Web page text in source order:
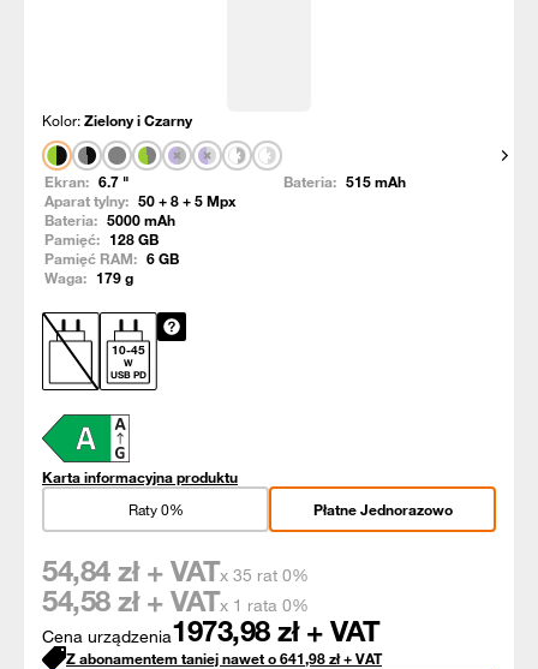
Kolor:Zielony i Czarny
Ekran: 6.7 "
Aparat tylny: 50 + 8 + 5Mpx
Bateria: 5000mAh
Pamięć: 128GB
Pamięć RAM: 6GB
Waga: 179g
10-45
W
USB PD
Karta informacyjna produktu
Bateria: 515mAh
Płatne Jednorazowo
Raty 0%
Cena urządzenia1973,98 zł + VAT
54,84 zł + VATx 35 rat 0%
54,58 zł + VATx 1 rata 0%
Z abonamentem taniej nawet o641,98zł+ VAT